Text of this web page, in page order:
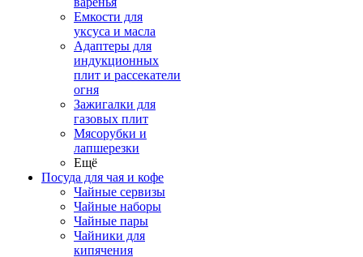
Емкости для
уксуса и масла
Адаптеры для
индукционных
плит и рассекатели
огня
Зажигалки для
газовых плит
Мясорубки и
лапшерезки
Ещё
Посуда для чая и кофе
Чайные сервизы
Чайные наборы
Чайные пары
Чайники для
кипячения